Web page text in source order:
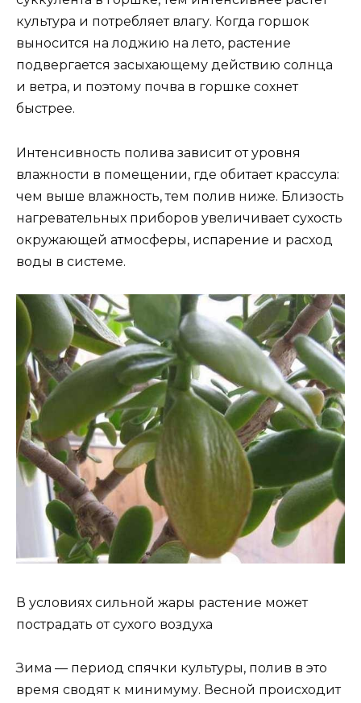
культура и потребляет влагу. Когда горшок
выносится на лоджию на лето, растение
подвергается засыхающему действию солнца
и ветра, и поэтому почва в горшке сохнет
быстрее.
Интенсивность полива зависит от уровня
влажности в помещении, где обитает крассула:
чем выше влажность, тем полив ниже. Близость
нагревательных приборов увеличивает сухость
окружающей атмосферы, испарение и расход
воды в системе.
В условиях сильной жары растение может
пострадать от сухого воздуха
Зима — период спячки культуры, полив в это
время сводят к минимуму. Весной происходит